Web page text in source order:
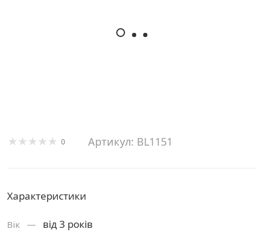
0 Артикул: BL1151
Характеристики
Вік — від 3 років